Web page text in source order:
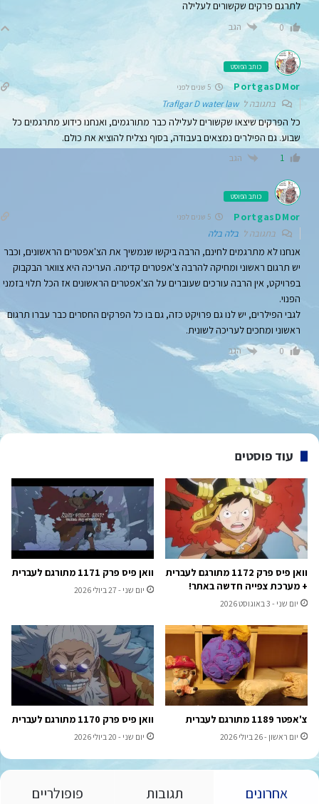
לתרגם פרקים שקשורים לעלילה
0 הגב
כותב הפוסט
PortgasDMor
בתגובה לTraflgar D water law
כל הפרקים שיצאו שקשורים לעלילה כבר מתורגמים, ואנחנו כידוע מתרגמים כל
שבוע. גם הפילרים נמצאים בעבודה, בסוף נצליח להוציא את כולם.
1 הגב
כותב הפוסט
PortgasDMor
בתגובה ל בלה בלה
אנחנו לא מתרגמים לחינם, הרבה ביקשו שנמשיך את הצ'אפטרים הראשונים, וכבר
יש תרגום ראשוני ומחיקה להרבה צ'אפטרים קדימה. העריכה היא צוואר הבקבוק
בפרויקט, אין הרבה עורכים שעוברים על הצ'אפטרים הראשונים אז הכל תלוי בזמני
הפנוי.
לגבי הפילרים, יש לנו גם פרויקט כזה, גם בו כל הפרקים החסרים כבר עברו תרגום
ראשוני ומחכים לעריכה לשונית.
0 הגב
עוד פוסטים
וואן פיס פרק 1172 מתורגם לעברית
+ מערכת צפייה חדשה באתר!
יום שני - 3 באוגוסט 2026
וואן פיס פרק 1171 מתורגם לעברית
יום שני - 27 ביולי 2026
צ'אפטר 1189 מתורגם לעברית
יום ראשון - 26 ביולי 2026
וואן פיס פרק 1170 מתורגם לעברית
יום שני - 20 ביולי 2026
אחרונים תגובות פופולריים